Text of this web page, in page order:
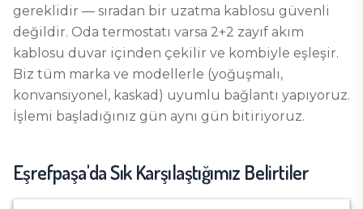
gereklidir — sıradan bir uzatma kablosu güvenli
değildir. Oda termostatı varsa 2+2 zayıf akım
kablosu duvar içinden çekilir ve kombiyle eşleşir.
Biz tüm marka ve modellerle (yoğuşmalı,
konvansiyonel, kaskad) uyumlu bağlantı yapıyoruz.
İşlemi başladığınız gün aynı gün bitiriyoruz.
Eşrefpaşa'da Sık Karşılaştığımız Belirtiler